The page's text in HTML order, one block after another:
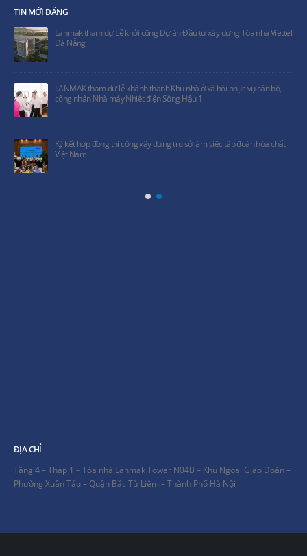
TIN MỚI ĐĂNG
Lanmak tham dự Lễ khởi công Dự án Đầu tư xây dựng Tòa nhà Viettel
Đà Nẵng
LANMAK tham dự lễ khánh thành Khu nhà ở xã hội phục vụ cán bộ,
công nhân Nhà máy Nhiệt điện Sông Hậu 1
Ký kết hợp đồng thi công xây dựng trụ sở làm việc tập đoàn hóa chất
Việt Nam
ĐỊA CHỈ
Tầng 4 – Tháp 1 – Tòa nhà Lanmak Tower N04B – Khu Ngoai Giao Đoàn –
Phường Xuân Tảo – Quận Bắc Từ Liêm – Thành Phố Hà Nội